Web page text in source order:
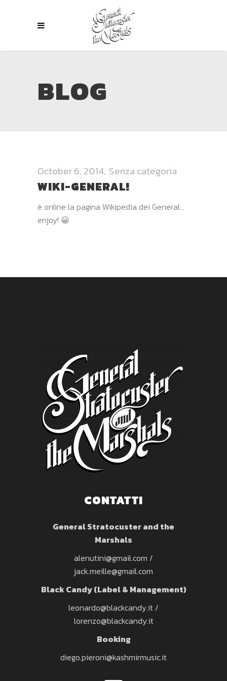
BLOG
October 6, 2014 Senza categoria
WIKI-GENERAL!
è online la pagina Wikipedia dei General…
enjoy! 😀
CONTATTI
General Stratocuster and the
Marshals
alenutini@gmail.com /
jack.meille@gmail.com
Black Candy(Label & Management)
leonardo@blackcandy.it /
lorenzo@blackcandy.it
Booking
diego.pieroni@kashmirmusic.it